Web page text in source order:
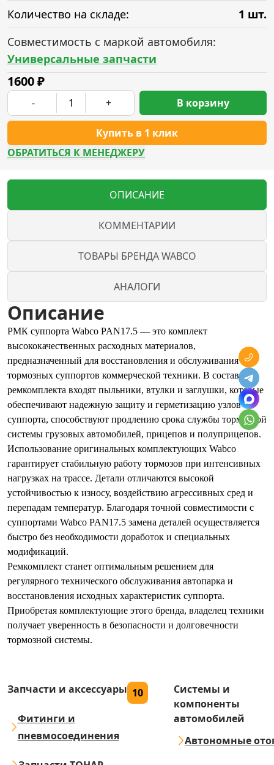
Количество на складе:
1 шт.
Совместимость с маркой автомобиля:
Универсальные запчасти
1600₽
- +
Купить в 1 клик
В корзину
ОБРАТИТЬСЯ К МЕНЕДЖЕРУ
ОПИСАНИЕ
КОММЕНТАРИИ
ТОВАРЫ БРЕНДА WABCO
АНАЛОГИ
Описание
РМК суппорта Wabco PAN17.5 — это комплект
высококачественных расходных материалов,
предназначенный для восстановления и обслуживания
тормозных суппортов коммерческой техники. В состав
ремкомплекта входят пыльники, втулки и заглушки, которые
обеспечивают надежную защиту и герметизацию узлов
суппорта, способствуют продлению срока службы тормозной
системы грузовых автомобилей, прицепов и полуприцепов.
Использование оригинальных комплектующих Wabco
гарантирует стабильную работу тормозов при интенсивных
нагрузках на трассе. Детали отличаются высокой
устойчивостью к износу, воздействию агрессивных сред и
перепадам температур. Благодаря точной совместимости с
суппортами Wabco PAN17.5 замена деталей осуществляется
быстро без необходимости доработок и специальных
модификаций.
Ремкомплект станет оптимальным решением для
регулярного технического обслуживания автопарка и
восстановления исходных характеристик суппорта.
Приобретая комплектующие этого бренда, владелец техники
получает уверенность в безопасности и долговечности
тормозной системы.
Запчасти и аксессуары 10
Фитинги и
пневмосоединения
Системы и
компоненты
автомобилей
Автономные